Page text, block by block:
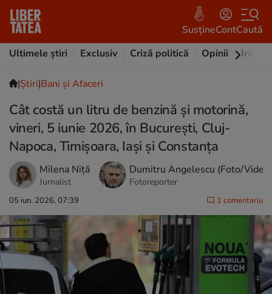
SusțineContCaută
Ultimele știri
Exclusiv Criză politică Opinii
|Ştiri|Bani și Afaceri
Cât costă un litru de benzină și motorină,
vineri, 5 iunie 2026, în București, Cluj-
Napoca, Timișoara, Iași și Constanța
Milena Niță
Jurnalist
Dumitru Angelescu (Foto/Video)
Fotoreporter
05 iun. 2026, 07:39 1 comentariu